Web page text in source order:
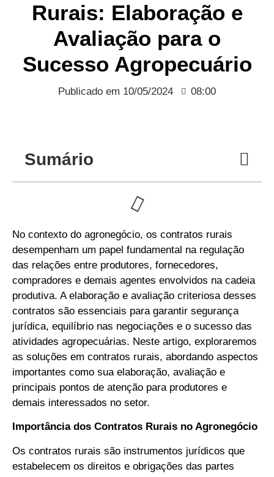
Rurais: Elaboração e
Avaliação para o
Sucesso Agropecuário
Publicado em 10/05/2024 08:00
Sumário
No contexto do agronegócio, os contratos rurais
desempenham um papel fundamental na regulação
das relações entre produtores, fornecedores,
compradores e demais agentes envolvidos na cadeia
produtiva. A elaboração e avaliação criteriosa desses
contratos são essenciais para garantir segurança
jurídica, equilíbrio nas negociações e o sucesso das
atividades agropecuárias. Neste artigo, exploraremos
as soluções em contratos rurais, abordando aspectos
importantes como sua elaboração, avaliação e
principais pontos de atenção para produtores e
demais interessados no setor.
Importância dos Contratos Rurais no Agronegócio
Os contratos rurais são instrumentos jurídicos que
estabelecem os direitos e obrigações das partes